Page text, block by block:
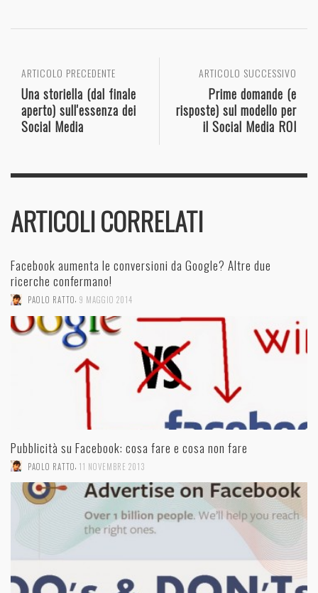
ARTICOLO SUCCESSIVO
Prime domande (e
risposte) sul modello per
il Social Media ROI
ARTICOLO PRECEDENTE
Una storiella (dal finale
aperto) sull'essenza dei
Social Media
ARTICOLI CORRELATI
Facebook aumenta le conversioni da Google? Altre due
ricerche confermano!
PAOLO RATTO 9 MAGGIO 2014
Pubblicità su Facebook: cosa fare e cosa non fare
PAOLO RATTO 11 NOVEMBRE 2013